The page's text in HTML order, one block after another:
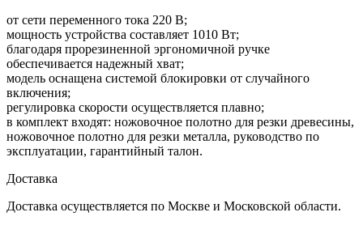
от сети переменного тока 220 В;
мощность устройства составляет 1010 Вт;
благодаря прорезиненной эргономичной ручке
обеспечивается надежный хват;
модель оснащена системой блокировки от случайного
включения;
регулировка скорости осуществляется плавно;
в комплект входят: ножовочное полотно для резки древесины,
ножовочное полотно для резки металла, руководство по
эксплуатации, гарантийный талон.
Доставка
Доставка осуществляется по Москве и Московской области.